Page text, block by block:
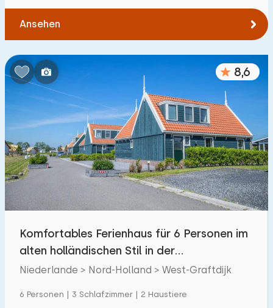
Ansehen
8,6
Komfortables Ferienhaus für 6 Personen im
alten holländischen Stil in der
Polderlandschaft
Niederlande > Nord-Holland > West-Graftdijk
6 Personen | 3 Schlafzimmer | 2 Haustiere